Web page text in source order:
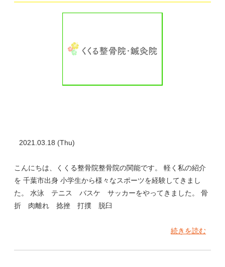
2021.03.18 (Thu)
こんにちは、くくる整骨院整骨院の関能です。 軽く私の紹介
を 千葉市出身 小学生から様々なスポーツを経験してきまし
た。 水泳 テニス バスケ サッカーをやってきました。 骨
折 肉離れ 捻挫 打撲 脱臼
続きを読む